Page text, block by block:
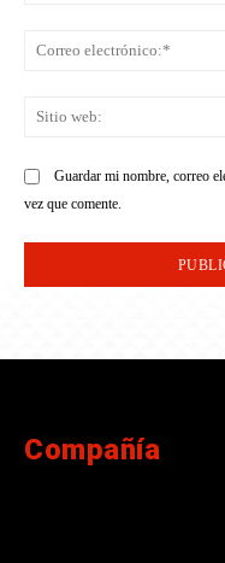
Guardar mi nombre, correo
vez que comente.
Compañía